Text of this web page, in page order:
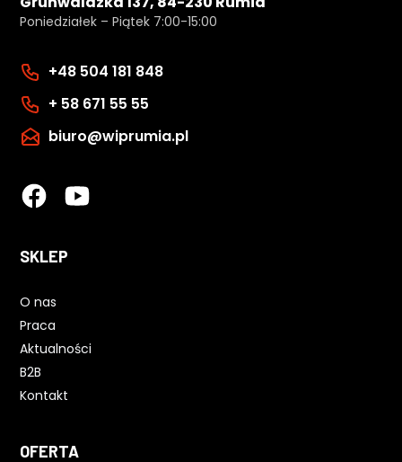
Poniedziałek – Piątek 7:00-15:00
+48 504 181 848
+ 58 671 55 55
biuro@wiprumia.pl
SKLEP
O nas
Praca
Aktualności
B2B
Kontakt
OFERTA